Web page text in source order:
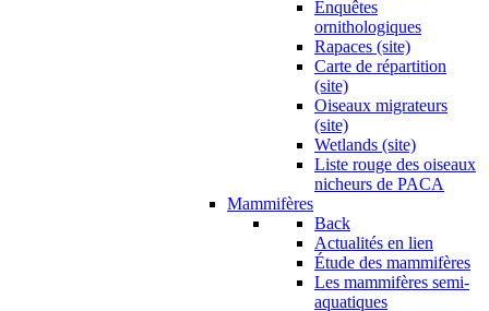
Enquêtes
ornithologiques
Rapaces (site)
Carte de répartition
(site)
Oiseaux migrateurs
(site)
Wetlands (site)
Liste rouge des oiseaux
nicheurs de PACA
Mammifères
Back
Actualités en lien
Étude des mammifères
Les mammifères semi-
aquatiques